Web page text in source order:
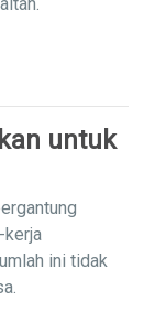
untuk
kerja
ini tidak